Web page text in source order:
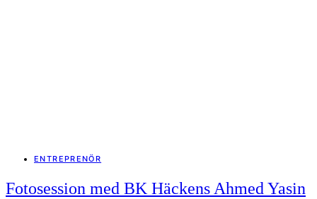
ENTREPRENÖR
Fotosession med BK Häckens Ahmed Yasin